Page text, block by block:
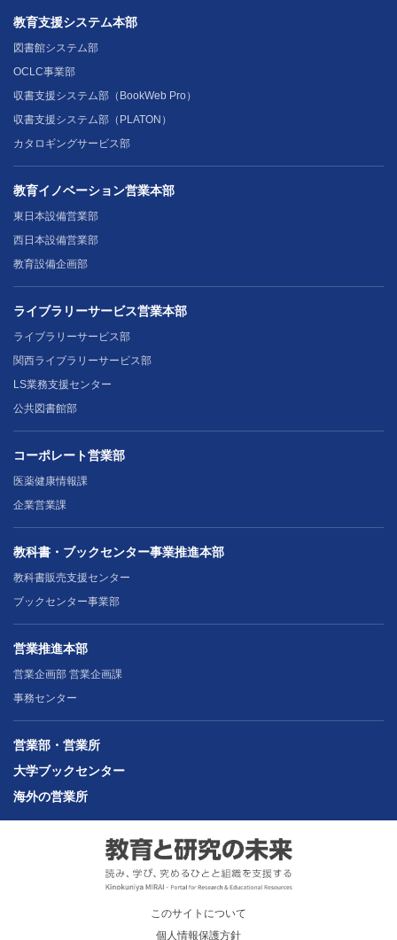
教育支援システム本部
図書館システム部
OCLC事業部
収書支援システム部（BookWeb Pro）
収書支援システム部（PLATON）
カタロギングサービス部
教育イノベーション営業本部
東日本設備営業部
西日本設備営業部
教育設備企画部
ライブラリーサービス営業本部
ライブラリーサービス部
関西ライブラリーサービス部
LS業務支援センター
公共図書館部
コーポレート営業部
医薬健康情報課
企業営業課
教科書・ブックセンター事業推進本部
教科書販売支援センター
ブックセンター事業部
営業推進本部
営業企画部 営業企画課
事務センター
営業部・営業所
大学ブックセンター
海外の営業所
このサイトについて
個人情報保護方針